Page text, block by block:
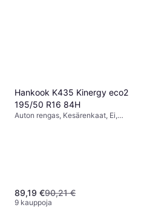
Hankook K435 Kinergy eco2
195/50 R16 84H
Auton rengas, Kesärenkaat, Ei,
89,19 €90,21 €
9 kauppoja